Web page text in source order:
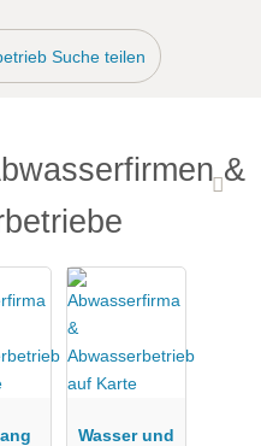
Suche teilen
&
Wasser und